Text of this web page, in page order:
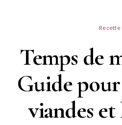
Recette
Temps de
Guide pour
viandes et